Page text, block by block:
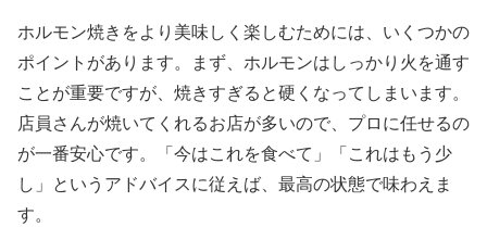
ホルモン焼きをより美味しく楽しむためには、いくつかの
ポイントがあります。まず、ホルモンはしっかり火を通す
ことが重要ですが、焼きすぎると硬くなってしまいます。
店員さんが焼いてくれるお店が多いので、プロに任せるの
が一番安心です。「今はこれを食べて」「これはもう少
し」というアドバイスに従えば、最高の状態で味わえま
す。